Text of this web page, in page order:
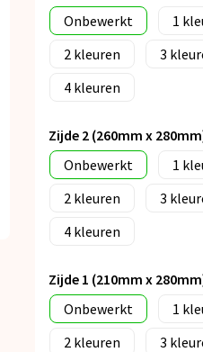
Onbewerkt
1
2
3
4
Zijde 2 (260mm x
Onbewerkt
1
2
3
4
Zijde 1 (210mm x
Onbewerkt
1
2
3